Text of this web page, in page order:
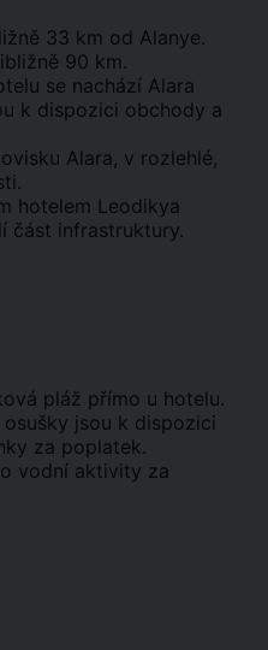
33 km od Alanye.
90 km.
se nachází Alara
k dispozici obchody a
Alara, v rozlehlé,
hotelem Leodikya
část infrastruktury.
pláž přímo u hotelu.
jsou k dispozici
za poplatek.
vodní aktivity za